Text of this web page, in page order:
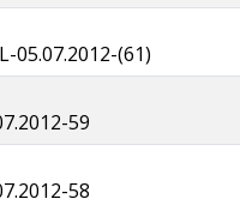
05.07.2012-(61)
59
58